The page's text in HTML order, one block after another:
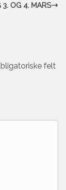
3. OG 4. MARS
felt